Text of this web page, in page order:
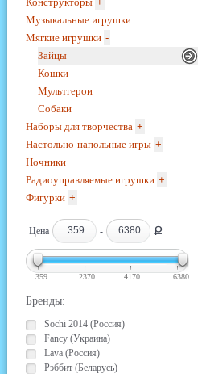
Музыкальные игрушки
Мягкие игрушки -
Зайцы
Кошки
Мультгерои
Собаки
Наборы для творчества +
Настольно-напольные игры +
Ночники
Радиоуправляемые игрушки +
Фигурки +
Цена - Ք
359 2370 4170 6380
Бренды:
Sochi 2014 (Россия)
Fancy (Украина)
Lava (Россия)
Рэббит (Беларусь)